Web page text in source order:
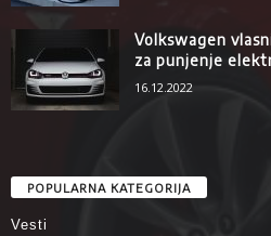
Volkswagen
za punjenje
16.12.2022
POPULARNA KATEGORIJA
Vesti